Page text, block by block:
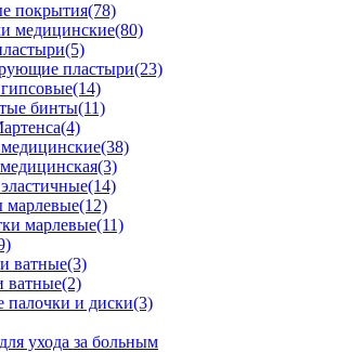
покрытия(78)
медицинские(80)
(5)
пластыри(23)
(14)
бинты(11)
(4)
(38)
(3)
(14)
марлевые(12)
марлевые(11)
ватные(3)
ватные(2)
палочки и диски(3)
ухода за больным